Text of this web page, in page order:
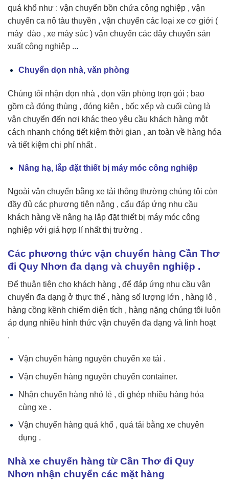
quá khổ như : vận chuyển bồn chứa công nghiệp , vận
chuyển ca nô tàu thuyền , vận chuyển các loại xe cơ giới (
máy đào , xe máy súc ) vận chuyển các dây chuyển sản
xuất công nghiệp ...
Chuyển dọn nhà, văn phòng
Chúng tôi nhận dọn nhà , dọn văn phòng trọn gói ; bao
gồm cả đóng thùng , đóng kiện , bốc xếp và cuối cùng là
vận chuyển đến nơi khác theo yêu cầu khách hàng một
cách nhanh chóng tiết kiệm thời gian , an toàn về hàng hóa
và tiết kiệm chi phí nhất .
Nâng hạ, lắp đặt thiết bị máy móc công nghiệp
Ngoài vận chuyển bằng xe tải thông thường chúng tôi còn
đầy đủ các phương tiện nâng , cẩu đáp ứng nhu cầu
khách hàng về nâng hạ lắp đặt thiết bị máy móc công
nghiệp với giá hợp lí nhất thị trường .
Các phương thức vận chuyển hàng Cần Thơ
đi Quy Nhơn đa dạng và chuyên nghiệp .
Để thuận tiện cho khách hàng , để đáp ứng nhu cầu vận
chuyển đa dạng ở thực thế , hàng số lượng lớn , hàng lô ,
hàng cồng kềnh chiếm diện tích , hàng nặng chúng tôi luôn
áp dụng nhiều hình thức vận chuyển đa dạng và linh hoạt
.
Vận chuyển hàng nguyên chuyến xe tải .
Vận chuyển hàng nguyên chuyến container.
Nhận chuyển hàng nhỏ lẻ , đi ghép nhiều hàng hóa
cùng xe .
Vận chuyển hàng quá khổ , quá tải bằng xe chuyên
dụng .
Nhà xe chuyển hàng từ Cần Thơ đi Quy
Nhơn nhận chuyển các mặt hàng